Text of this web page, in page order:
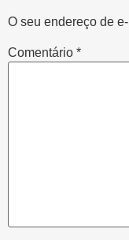
O seu endereço de
Comentário *